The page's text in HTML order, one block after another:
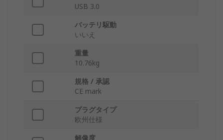
USB 3.0
バッテリ駆動
いいえ
重量
10.76kg
規格 / 承認
CE mark
プラグタイプ
欧州仕様
解像度